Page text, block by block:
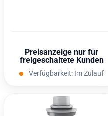
Preisanzeige nur für
freigeschaltete Kunden
Verfügbarkeit: Im Zulauf